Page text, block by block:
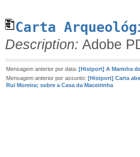
Carta
Description: Adobe
Mensagem anterior por data: [Histport] A Marinha
Mensagem anterior por assunto: [Histport] Carta
Rui Moreira; sobre a Casa da Maceirinha